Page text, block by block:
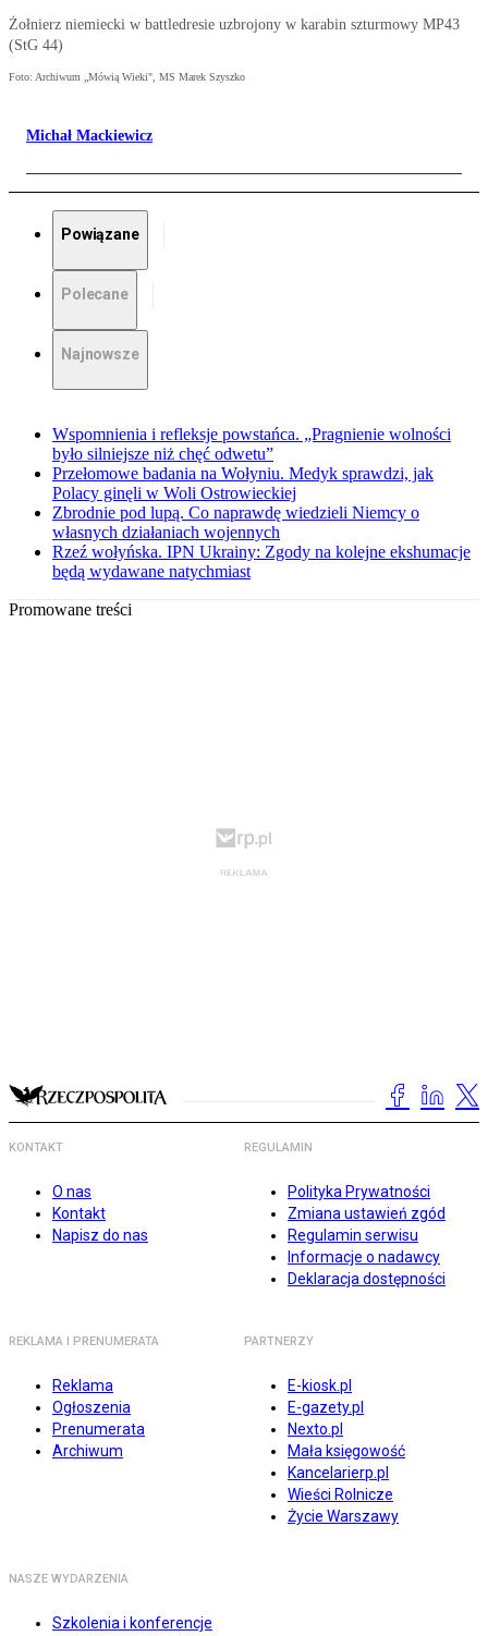
Żołnierz niemiecki w battledresie uzbrojony w karabin szturmowy MP43
(StG 44)
Foto: Archiwum „Mówią Wieki", MS Marek Szyszko
Michał Mackiewicz
Powiązane
Polecane
Najnowsze
Wspomnienia i refleksje powstańca. „Pragnienie wolności
było silniejsze niż chęć odwetu”
Przełomowe badania na Wołyniu. Medyk sprawdzi, jak
Polacy ginęli w Woli Ostrowieckiej
Zbrodnie pod lupą. Co naprawdę wiedzieli Niemcy o
własnych działaniach wojennych
Rzeź wołyńska. IPN Ukrainy: Zgody na kolejne ekshumacje
będą wydawane natychmiast
Promowane treści
KONTAKT
O nas
Kontakt
Napisz do nas
REGULAMIN
Polityka Prywatności
Zmiana ustawień zgód
Regulamin serwisu
Informacje o nadawcy
Deklaracja dostępności
REKLAMA I PRENUMERATA
Reklama
Ogłoszenia
Prenumerata
Archiwum
PARTNERZY
E-kiosk.pl
E-gazety.pl
Nexto.pl
Mała księgowość
Kancelarierp.pl
Wieści Rolnicze
Życie Warszawy
NASZE WYDARZENIA
Szkolenia i konferencje